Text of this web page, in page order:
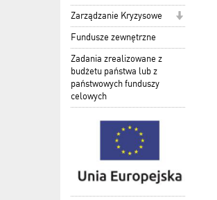
Zarządzanie Kryzysowe
Fundusze zewnętrzne
Zadania zrealizowane z
budżetu państwa lub z
państwowych funduszy
celowych